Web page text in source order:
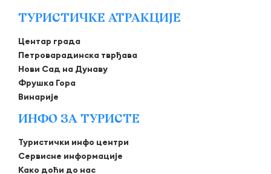
ТУРИСТИЧКЕ АТРАКЦИЈЕ
Центар града
Петроварадинска тврђава
Нови Сад на Дунаву
Фрушка Гора
Винарије
ИНФО ЗА ТУРИСТЕ
Туристички инфо центри
Сервисне информације
Како доћи до нас